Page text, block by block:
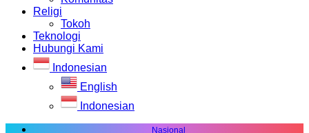
Religi
Tokoh
Teknologi
Hubungi Kami
Indonesian
English
Indonesian
Nasional